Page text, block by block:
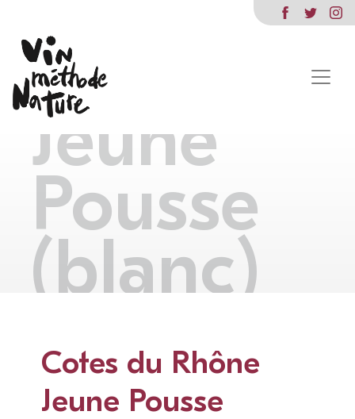
Rhône
Jeune
Pousse
(blanc)
Cotes du Rhône
Jeune Pousse